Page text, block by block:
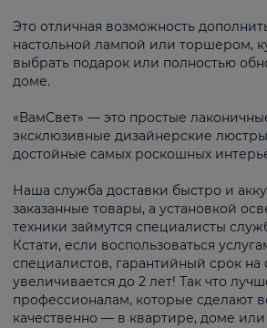
Это отличная возможность
настольной лампой или торшером,
выбрать подарок или полностью
доме.
«ВамСвет» — это простые
эксклюзивные дизайнерские люстры
достойные самых роскошных
Наша служба доставки быстро и
заказанные товары, а установкой
техники займутся специалисты
Кстати, если воспользоваться
специалистов, гарантийный срок на
увеличивается до 2 лет! Так что
профессионалам, которые сделают
качественно — в квартире, доме